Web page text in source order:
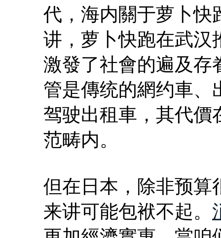
代，海内關于萝卜快
讲，萝卜快跑在武汉
激發了社會的遍及存
管是傳统的網约車、
驾驶出租車，其代價
范畴内。
但在日本，除非预算
来讲可能包袱不起。